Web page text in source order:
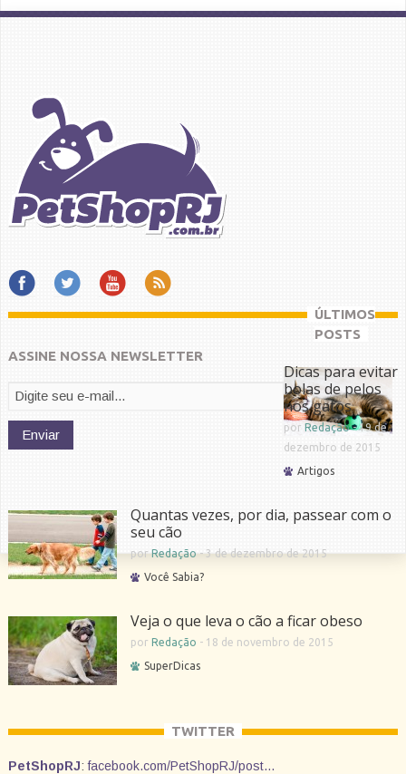
ASSINE NOSSA NEWSLETTER
ÚLTIMOS
POSTS
Dicas para evitar
bolas de pelos
nos gatos
por Redação-19 de
dezembro de 2015
Artigos
Quantas vezes, por dia, passear com o
seu cão
porRedação-3 de dezembro de 2015
Você Sabia?
Veja o que leva o cão a ficar obeso
por Redação - 18 de novembro de 2015
SuperDicas
TWITTER
PetShopRJ:facebook.com/PetShopRJ/post…